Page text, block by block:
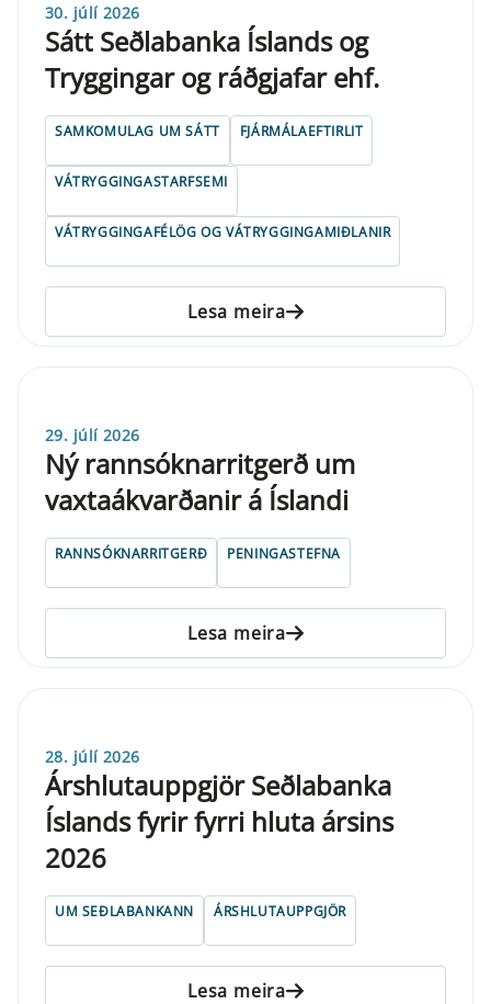
30. júlí 2026
Sátt Seðlabanka Íslands og
Tryggingar og ráðgjafar ehf.
SAMKOMULAG UM SÁTT FJÁRMÁLAEFTIRLIT
VÁTRYGGINGASTARFSEMI
VÁTRYGGINGAFÉLÖG OG VÁTRYGGINGAMIÐLANIR
Lesa meira
29. júlí 2026
Ný rannsóknarritgerð um
vaxtaákvarðanir á Íslandi
RANNSÓKNARRITGERÐ PENINGASTEFNA
Lesa meira
28. júlí 2026
Árs­hluta­upp­gjör Seðlabanka
Íslands fyr­ir fyrri hluta ársins
2026
UM SEÐLABANKANN ÁRSHLUTAUPPGJÖR
Lesa meira